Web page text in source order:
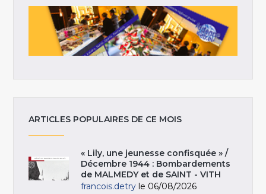
ARTICLES POPULAIRES DE CE MOIS
« Lily, une jeunesse confisquée » /
Décembre 1944 : Bombardements
de MALMEDY et de SAINT - VITH
francois.detry le 06/08/2026